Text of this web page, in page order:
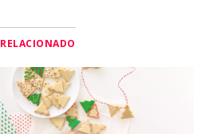
RELACIONADO